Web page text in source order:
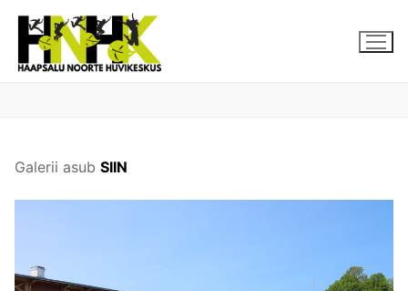
content
Galerii asub SIIN